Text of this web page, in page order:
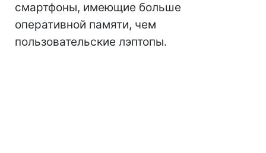
смартфоны, имеющие больше
оперативной памяти, чем
пользовательские лэптопы.